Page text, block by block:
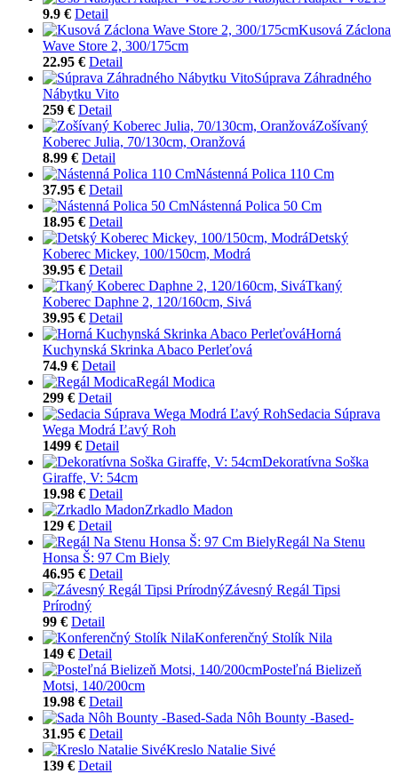
9.9 € Detail
Kusová Záclona
Wave Store 2, 300/175cm
22.95 € Detail
Súprava Záhradného
Nábytku Vito
259 € Detail
Zošívaný
Koberec Julia, 70/130cm, Oranžová
8.99 € Detail
Nástenná Polica 110 Cm
37.95 € Detail
Nástenná Polica 50 Cm
18.95 € Detail
Detský
Koberec Mickey, 100/150cm, Modrá
39.95 € Detail
Tkaný
Koberec Daphne 2, 120/160cm, Sivá
39.95 € Detail
Horná
Kuchynská Skrinka Abaco Perleťová
74.9 € Detail
Regál Modica
299 € Detail
Sedacia Súprava
Wega Modrá Ľavý Roh
1499 € Detail
Dekoratívna Soška
Giraffe, V: 54cm
19.98 € Detail
Zrkadlo Madon
129 € Detail
Regál Na Stenu
Honsa Š: 97 Cm Biely
46.95 € Detail
Závesný Regál Tipsi
Prírodný
99 € Detail
Konferenčný Stolík Nila
149 € Detail
Posteľná Bielizeň
Motsi, 140/200cm
19.98 € Detail
Sada Nôh Bounty -Based-
31.95 € Detail
Kreslo Natalie Sivé
139 € Detail